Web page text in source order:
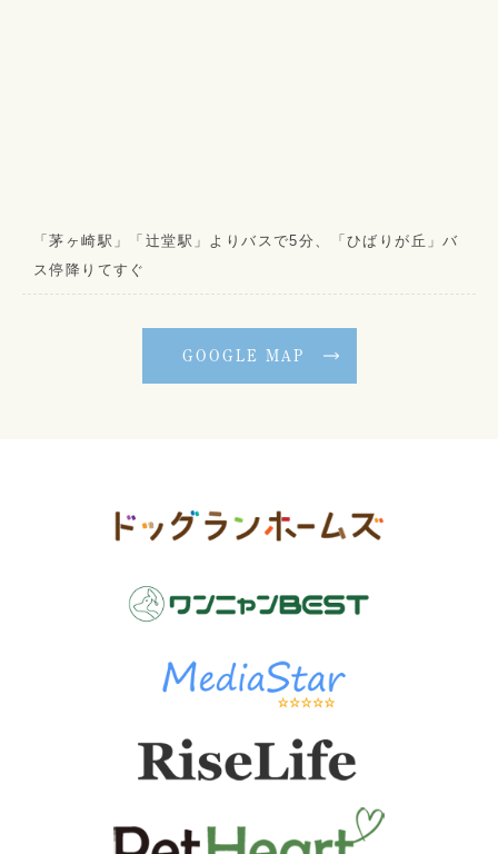
「茅ヶ崎駅」「辻堂駅」よりバスで5分、「ひばりが丘」バ
ス停降りてすぐ
GOOGLE MAP